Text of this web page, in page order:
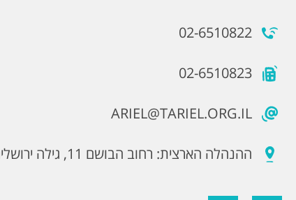
02-6510822
02-6510823
ARIEL@TARIEL.ORG.IL
ההנהלה הארצית: רחוב הבושם 11, גילה ירושלים